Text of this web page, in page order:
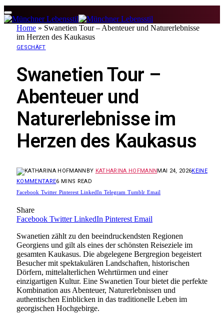
Home » Swanetien Tour – Abenteuer und Naturerlebnisse
im Herzen des Kaukasus
GESCHÄFT
Swanetien Tour –
Abenteuer und
Naturerlebnisse im
Herzen des Kaukasus
BY KATHARINA HOFMANNMAI 24, 2026KEINE
KOMMENTARE6 MINS READ
Facebook Twitter Pinterest LinkedIn Telegram Tumblr Email
Share
Facebook Twitter LinkedIn Pinterest Email
Swanetien zählt zu den beeindruckendsten Regionen
Georgiens und gilt als eines der schönsten Reiseziele im
gesamten Kaukasus. Die abgelegene Bergregion begeistert
Besucher mit spektakulären Landschaften, historischen
Dörfern, mittelalterlichen Wehrtürmen und einer
einzigartigen Kultur. Eine Swanetien Tour bietet die perfekte
Kombination aus Abenteuer, Naturerlebnissen und
authentischen Einblicken in das traditionelle Leben im
georgischen Hochgebirge.